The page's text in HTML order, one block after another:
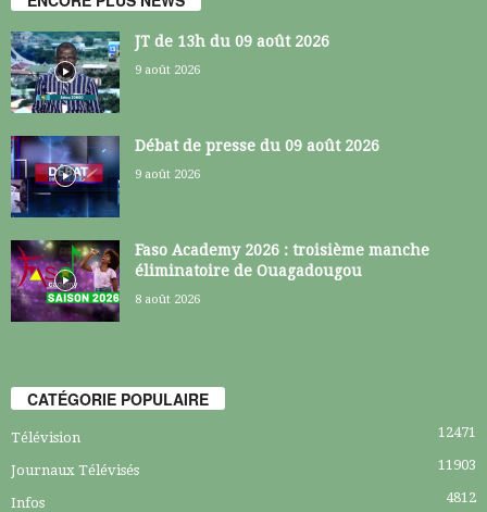
JT de 13h du 09 août 2026
9 août 2026
Débat de presse du 09 août 2026
9 août 2026
Faso Academy 2026 : troisième manche
éliminatoire de Ouagadougou
8 août 2026
CATÉGORIE POPULAIRE
Télévision 12471
Journaux Télévisés 11903
Infos 4812